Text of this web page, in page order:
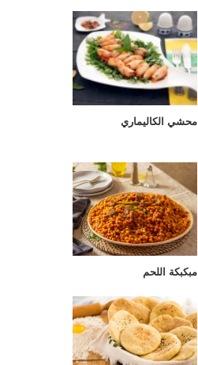
محشي الكاليماري
مبكبكة اللحم